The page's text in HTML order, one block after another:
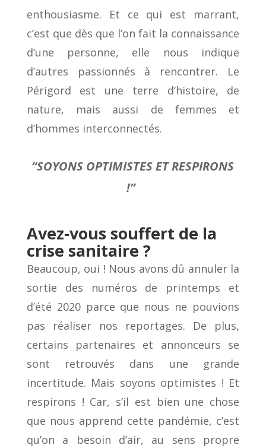
enthousiasme. Et ce qui est marrant,
c’est que dès que l’on fait la connaissance
d’une personne, elle nous indique
d’autres passionnés à rencontrer. Le
Périgord est une terre d’histoire, de
nature, mais aussi de femmes et
d’hommes interconnectés.
“SOYONS OPTIMISTES ET RESPIRONS
!”
Avez-vous souffert de la
crise sanitaire ?
Beaucoup, oui ! Nous avons dû annuler la
sortie des numéros de printemps et
d’été 2020 parce que nous ne pouvions
pas réaliser nos reportages. De plus,
certains partenaires et annonceurs se
sont retrouvés dans une grande
incertitude. Mais soyons optimistes ! Et
respirons ! Car, s’il est bien une chose
que nous apprend cette pandémie, c’est
qu’on a besoin d’air, au sens propre